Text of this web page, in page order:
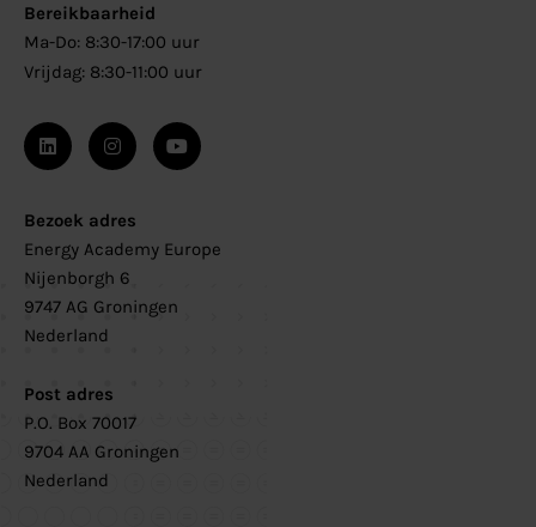
Bereikbaarheid
Ma-Do: 8:30-17:00 uur
Vrijdag: 8:30-11:00 uur
Bezoek adres
Energy Academy Europe
Nijenborgh 6
9747 AG Groningen
Nederland
Post adres
P.O. Box 70017
9704 AA Groningen
Nederland